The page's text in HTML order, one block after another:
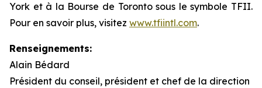
York et à la Bourse de Toronto sous le symbole TFII.
Pour en savoir plus, visitez www.tfiintl.com.
Renseignements:
Alain Bédard
Président du conseil, président et chef de la direction